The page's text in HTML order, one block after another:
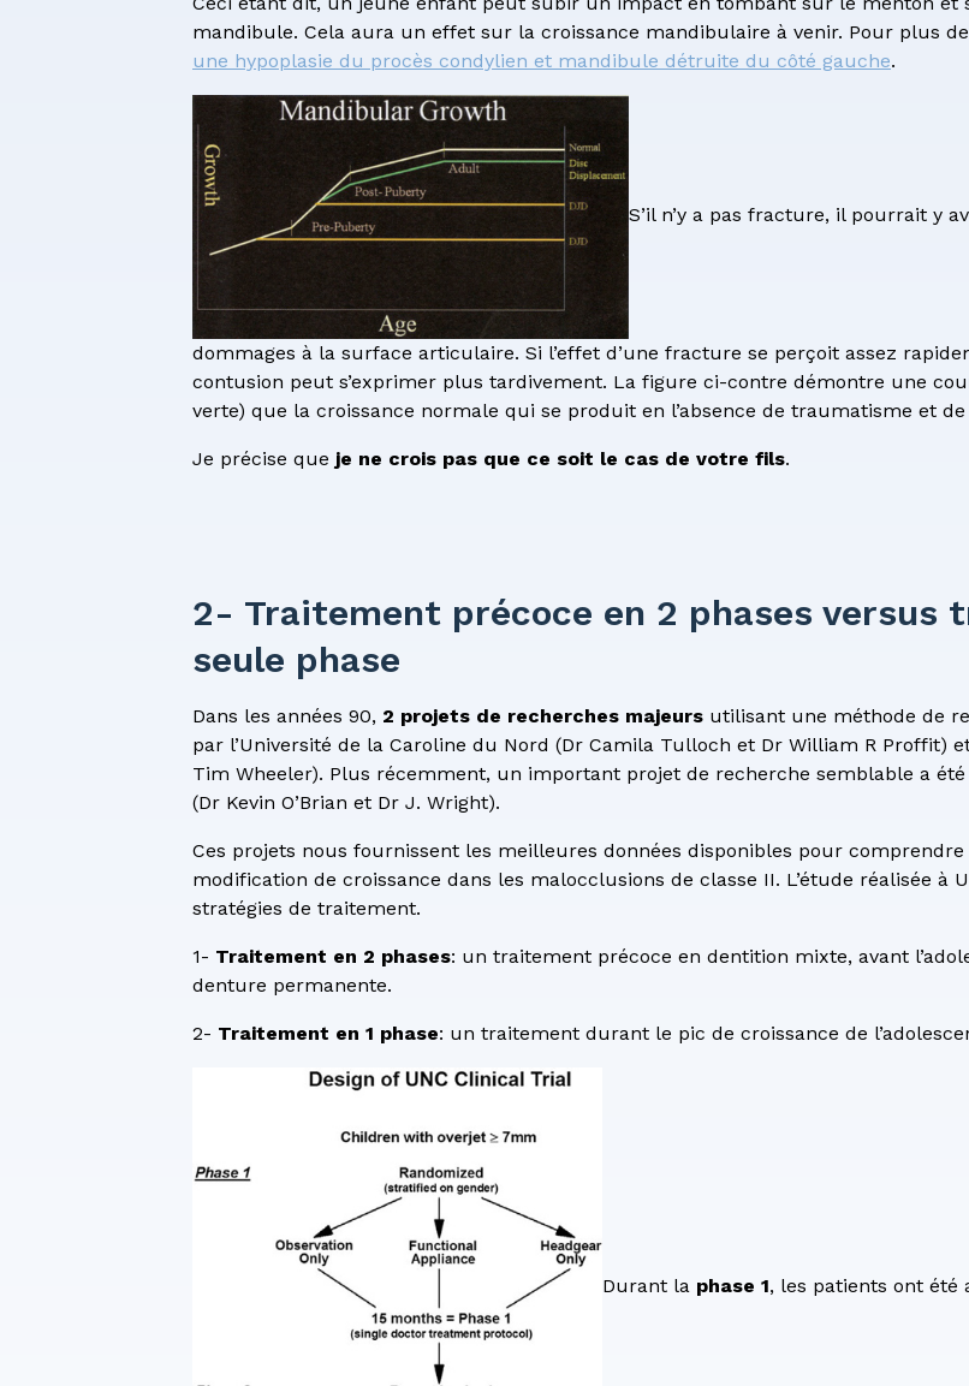
mandibule. Cela aura un effet sur la croissance mandibulaire à venir. Pour plus
une hypoplasie du procès condylien et mandibule détruite du côté gauche.
S’il n’y a pas fracture, il pourrait y
dommages à la surface articulaire. Si l’effet d’une fracture se perçoit assez
contusion peut s’exprimer plus tardivement. La figure ci-contre démontre une
verte) que la croissance normale qui se produit en l’absence de traumatisme et
Je précise que je ne crois pas que ce soit le cas de votre fils.
2- Traitement précoce en 2 phases versus
seule phase
Dans les années 90, 2 projets de recherches majeurs utilisant une méthode de
par l’Université de la Caroline du Nord (Dr Camila Tulloch et Dr William R Proffit)
Tim Wheeler). Plus récemment, un important projet de recherche semblable a été
(Dr Kevin O’Brian et Dr J. Wright).
Ces projets nous fournissent les meilleures données disponibles pour
modification de croissance dans les malocclusions de classe II. L’étude réalisée à
stratégies de traitement.
1- Traitement en 2 phases: un traitement précoce en dentition mixte, avant
denture permanente.
2- Traitement en 1 phase: un traitement durant le pic de croissance de
Durant la phase 1, les patients ont été